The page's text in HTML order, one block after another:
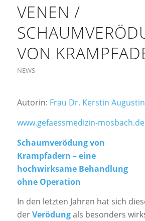
VENEN /
VON
NEWS
Autorin: Frau Dr. Kerstin Augustin
www.gefaessmedizin-mosbach.de
Schaumverödung von
Krampfadern – eine
hochwirksame Behandlung
ohne Operation
In den letzten Jahren hat sich
derVerödungals besonders